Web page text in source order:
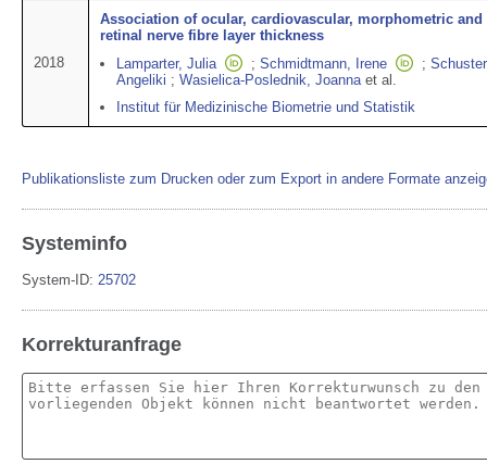
2018
Association of ocular, cardiovascular, morphometric
retinal nerve fibre layer thickness
Lamparter, Julia
; Schmidtmann, Irene ;
Angeliki ; Wasielica-Poslednik, Joanna et al.
Institut für Medizinische Biometrie und Statistik
Publikationsliste zum Drucken oder zum Export in andere Formate
Systeminfo
System-ID: 25702
Korrekturanfrage